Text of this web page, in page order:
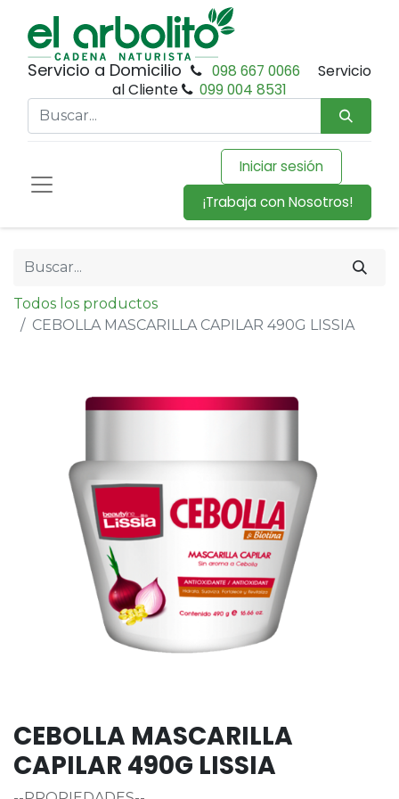
Servicio a Domicilio 098 667 0066
Servicio
al Cliente
099 004 8531
Iniciar sesión
¡Trabaja con Nosotros!
Todos los productos
CEBOLLA MASCARILLA CAPILAR 490G LISSIA
CEBOLLA MASCARILLA
CAPILAR 490G LISSIA